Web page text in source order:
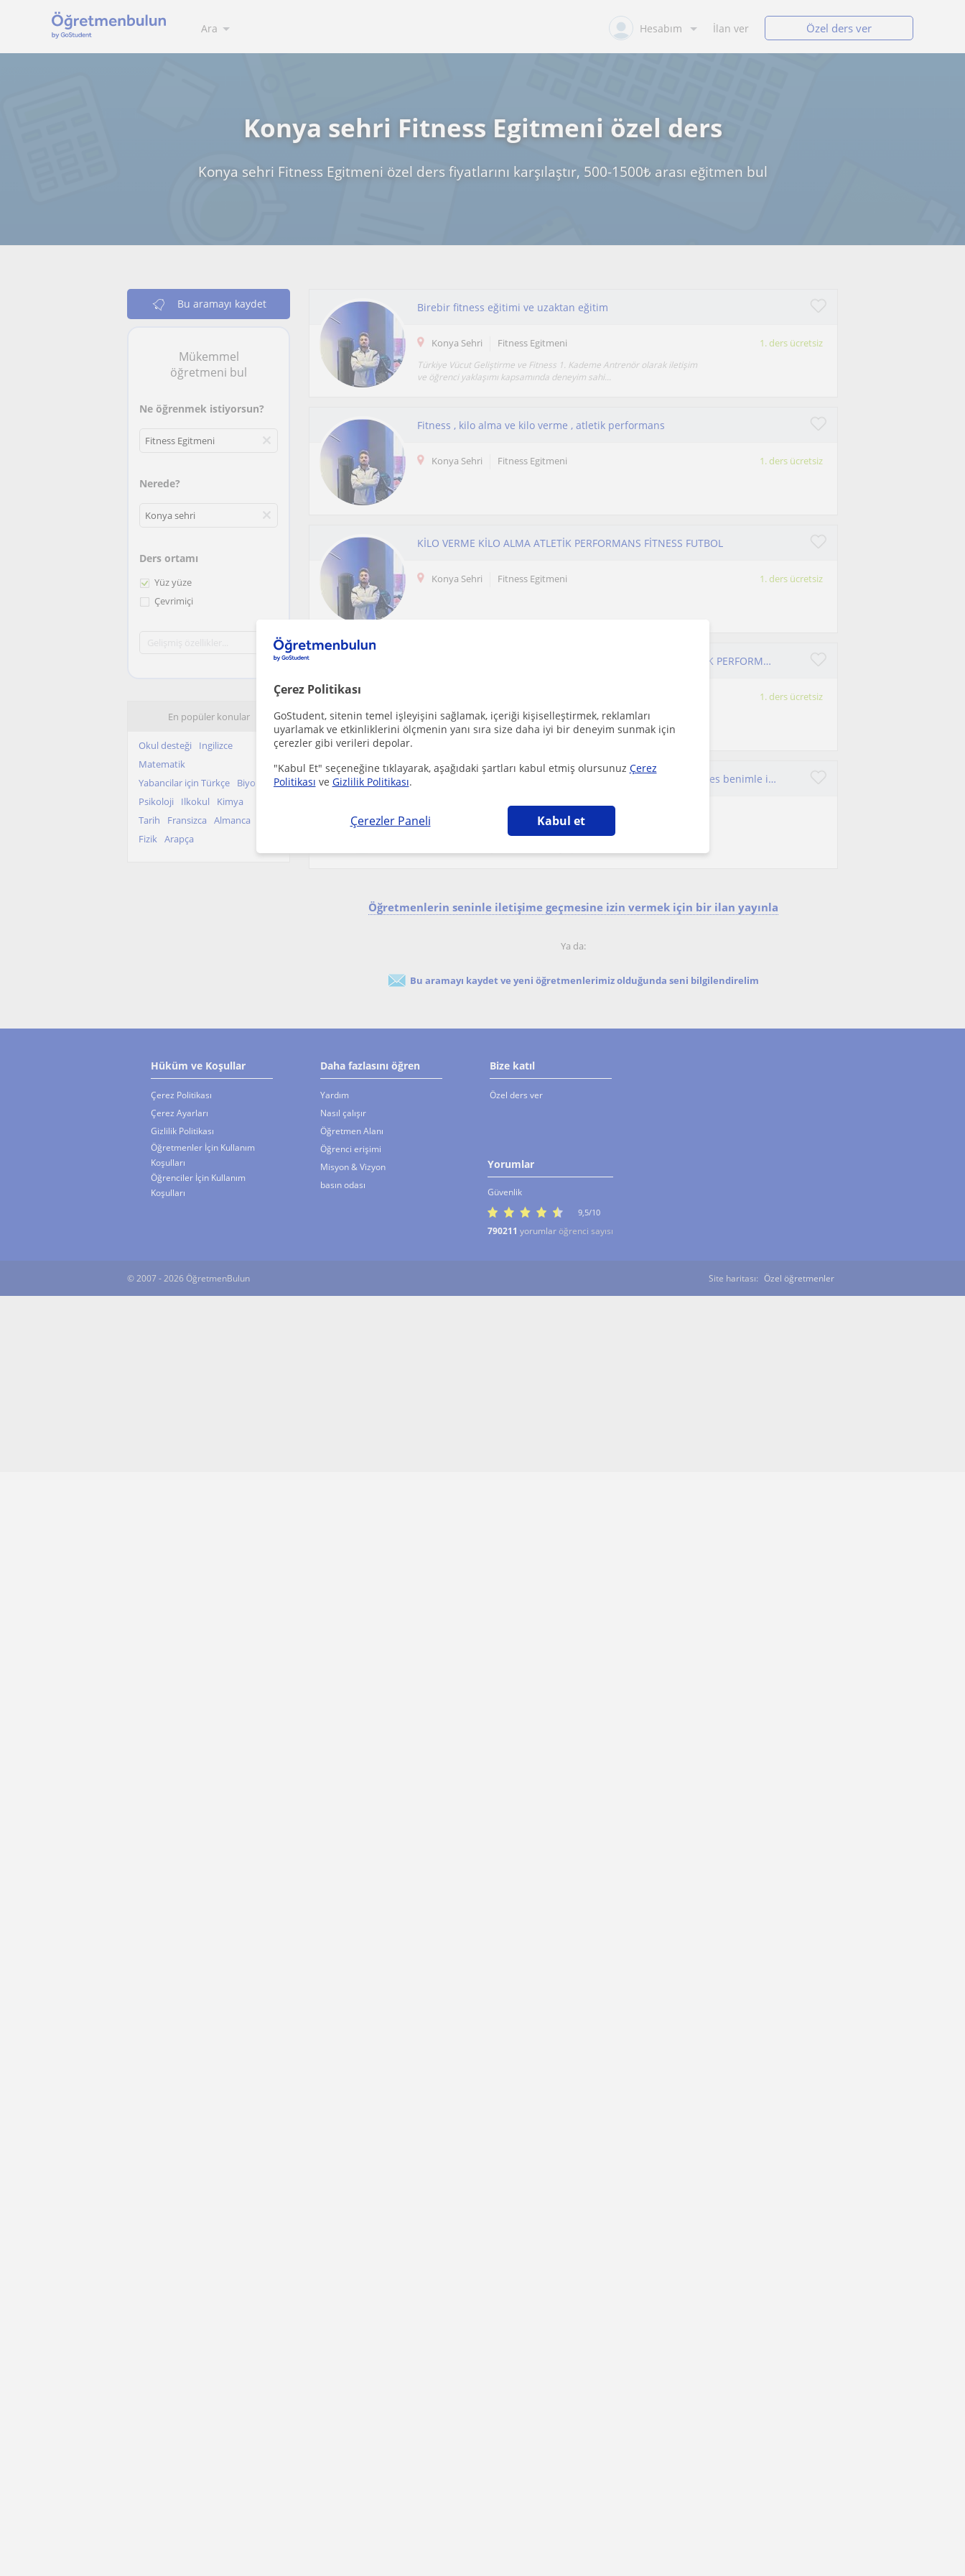
Çerez Politikası
GoStudent, sitenin temel işleyişini sağlamak, içeriği kişiselleştirmek, reklamları
uyarlamak ve etkinliklerini ölçmenin yanı sıra size daha iyi bir deneyim sunmak için
çerezler gibi verileri depolar.
"Kabul Et" seçeneğine tıklayarak, aşağıdaki şartları kabul etmiş olursunuz Çerez
Politikası ve Gizlilik Politikası.
Çerezler Paneli Kabul et
Ara Hesabım İlan ver Özel ders ver
Konya sehri Fitness Egitmeni özel ders
Konya sehri Fitness Egitmeni özel ders fiyatlarını karşılaştır, 500-1500₺ arası eğitmen bul
Bu aramayı kaydet
Mükemmel
öğretmeni bul
Ne öğrenmek istiyorsun?
Nerede?
Ders ortamı
Yüz yüze
Çevrimiçi
En popüler konular
Okul desteği
Ingilizce
Matematik
Yabancilar için Türkçe
Biyoloji
Psikoloji
Ilkokul
Kimya
Tarih
Fransizca
Almanca
Fizik Arapça
Birebir fitness eğitimi ve uzaktan eğitim
Konya Sehri Fitness Egitmeni 1. ders ücretsiz
Türkiye Vücut Geliştirme ve Fitness 1. Kademe Antrenör olarak iletişim
ve öğrenci yaklaşımı kapsamında deneyim sahi...
Fitness , kilo alma ve kilo verme , atletik performans
Konya Sehri Fitness Egitmeni 1. ders ücretsiz
KİLO VERME KİLO ALMA ATLETİK PERFORMANS FİTNESS FUTBOL
Konya Sehri Fitness Egitmeni 1. ders ücretsiz
SPOR HAREKET ANTRENMAN KİLO VERME KİLO ALMA ATLETİK PERFORMANS FİTNESS FUTBOL
1. ders ücretsiz
kilo almak, kilo vermek, şekillenmek, kas yapmak isteyen herkes benimle iyi bir serüvene hazır olsun
Fitness Egitmeni
bireysel ihtiyaçlarınız ve istekleriniz doğrultusunda yardımcı olmaya
Öğretmenlerin seninle iletişime geçmesine izin vermek için bir ilan yayınla
Ya da:
Bu aramayı kaydet ve yeni öğretmenlerimiz olduğunda seni bilgilendirelim
Hüküm ve Koşullar
Çerez Politikası
Çerez Ayarları
Gizlilik Politikası
Öğretmenler İçin Kullanım
Koşulları
Öğrenciler İçin Kullanım
Koşulları
Daha fazlasını öğren
Yardım
Nasıl çalışır
Öğretmen Alanı
Öğrenci erişimi
Misyon & Vizyon
basın odası
Bize katıl
Özel ders ver
Yorumlar
Güvenlik
9,5/10
790211 yorumlar öğrenci sayısı
© 2007 - 2026 ÖğretmenBulun Site haritası: Özel öğretmenler